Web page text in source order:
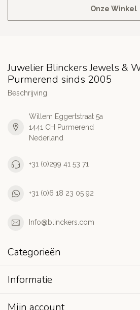
Onze Winkel
Juwelier Blinckers Jewels &
Purmerend sinds 2005
Beschrijving
Willem Eggertstraat 5a
1441 CH Purmerend
Nederland
+31 (0)299 41 53 71
+31 (0)6 18 23 05 92
Info@blinckers.com
Categorieën
Informatie
Mijn account